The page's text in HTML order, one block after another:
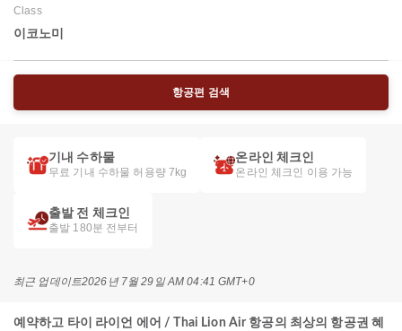
Class
이코노미
항공편 검색
기내 수하물
무료 기내 수하물 허용량 7kg
온라인 체크인
온라인 체크인 이용 가능
출발 전 체크인
출발 180분 전부터
최근 업데이트2026년 7월 29일 AM 04:41 GMT+0
예약하고 타이 라이언 에어 / Thai Lion Air 항공의 최상의 항공권 혜